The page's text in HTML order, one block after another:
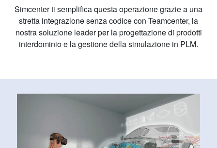
Simcenter ti semplifica questa operazione grazie a una
stretta integrazione senza codice con Teamcenter, la
nostra soluzione leader per la progettazione di prodotti
interdominio e la gestione della simulazione in PLM.